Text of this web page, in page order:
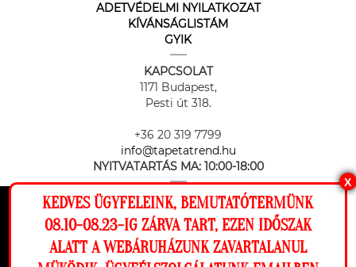
Ez a weboldal cookie-kat használ, hogy a
lehető legjobb élményt nyújtsa honlapunkon.
Beállítások
ADETVÉDELMI NYILATKOZAT
KÍVÁNSÁGLISTÁM
GYIK
KAPCSOLAT
1171 Budapest,
Pesti út 318.
+36 20 319 7799
info@tapetatrend.hu
NYITVATARTÁS MA: 10:00-18:00
X
KEDVES ÜGYFELEINK, BEMUTATÓTERMÜNK
08.10-08.23-IG ZÁRVA TART, EZEN IDŐSZAK
ALATT A WEBÁRUHÁZUNK ZAVARTALANUL